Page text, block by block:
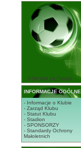
STRONA GŁÓWNA
INFORMACJE OGÓLNE
- Informacje o Klubie
- Zarząd Klubu
- Statut Klubu
- Stadion
- SPONSORZY
- Standardy Ochrony
Małoletnich